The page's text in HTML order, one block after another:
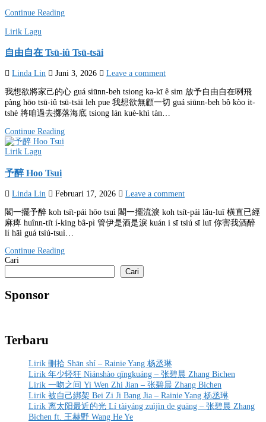
Continue Reading
Posted
Lirik Lagu
自由自在 Tsū-iû Tsū-tsāi
Linda Lin Juni 3, 2026 Leave a comment
我想欲將家己的心 guá siūnn-beh tsiong ka-kī ê sim 放予自由自在咧飛
pàng hōo tsū-iû tsū-tsāi leh pue 我想欲無顧一切 guá siūnn-beh bô kòo it-
tshè 將咱過去擲落海底 tsiong lán kuè-khì tàn…
Continue Reading
Posted
Lirik Lagu
予醉 Hoo Tsui
Linda Lin Februari 17, 2026 Leave a comment
閣一擺予醉 koh tsi̍t-pái hōo tsuì 閣一擺流淚 koh tsi̍t-pái lâu-luī 橫直已經
麻痺 huînn-ti̍t í-king bâ-pì 管伊是酒是淚 kuán i sī tsiú sī luī 你害我酒醉
lí hāi guá tsiú-tsuì…
Continue Reading
Cari
Cari
Sponsor
Terbaru
Lirik 刪拾 Shān shí – Rainie Yang 杨丞琳
Lirik 年少轻狂 Niánshào qīngkuáng – 张碧晨 Zhang Bichen
Lirik 一吻之间 Yi Wen Zhi Jian – 张碧晨 Zhang Bichen
Lirik 被自己綁架 Bei Zi Ji Bang Jia – Rainie Yang 杨丞琳
Lirik 离太阳最近的光 Lí tàiyáng zuìjìn de guāng – 张碧晨 Zhang
Bichen ft. 王赫野 Wang He Ye